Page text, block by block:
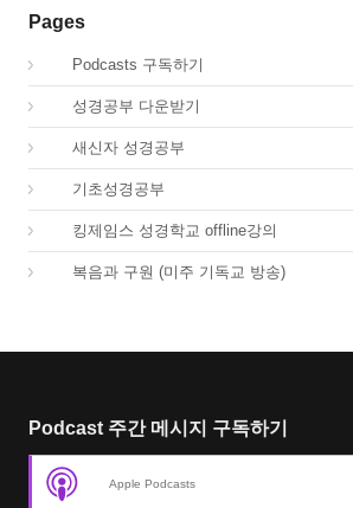
Pages
Podcasts 구독하기
성경공부 다운받기
새신자 성경공부
기초성경공부
킹제임스 성경학교 offline강의
복음과 구원 (미주 기독교 방송)
Podcast 주간 메시지 구독하기
Apple Podcasts